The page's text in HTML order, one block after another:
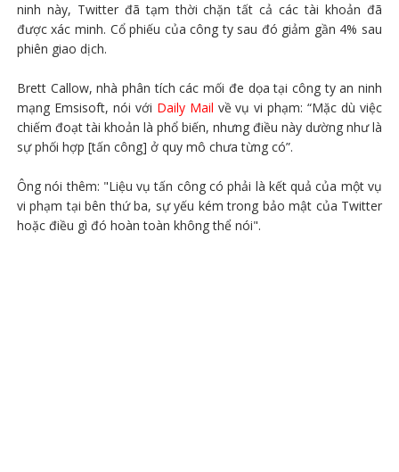
ninh này, Twitter đã tạm thời chặn tất cả các tài khoản đã
được xác minh. Cổ phiếu của công ty sau đó giảm gần 4% sau
phiên giao dịch.
Brett Callow, nhà phân tích các mối đe dọa tại công ty an ninh
mạng Emsisoft, nói với Daily Mail về vụ vi phạm: “Mặc dù việc
chiếm đoạt tài khoản là phổ biến, nhưng điều này dường như là
sự phối hợp [tấn công] ở quy mô chưa từng có”.
Ông nói thêm: "Liệu vụ tấn công có phải là kết quả của một vụ
vi phạm tại bên thứ ba, sự yếu kém trong bảo mật của Twitter
hoặc điều gì đó hoàn toàn không thể nói".